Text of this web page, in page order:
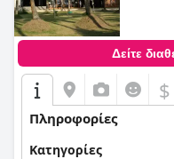
Δείτε
$
Πληροφορίες
Κατηγορίες